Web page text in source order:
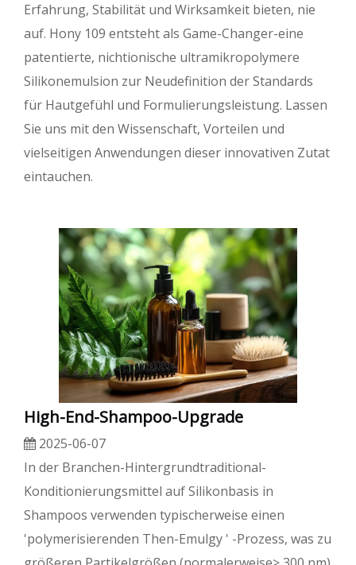
Erfahrung, Stabilität und Wirksamkeit bieten, nie
auf. Hony 109 entsteht als Game-Changer-eine
patentierte, nichtionische ultramikropolymere
Silikonemulsion zur Neudefinition der Standards
für Hautgefühl und Formulierungsleistung. Lassen
Sie uns mit den Wissenschaft, Vorteilen und
vielseitigen Anwendungen dieser innovativen Zutat
eintauchen.
High-End-Shampoo-Upgrade
2025-06-07
In der Branchen-Hintergrundtraditional-
Konditionierungsmittel auf Silikonbasis in
Shampoos verwenden typischerweise einen
'polymerisierenden Then-Emulgy ' -Prozess, was zu